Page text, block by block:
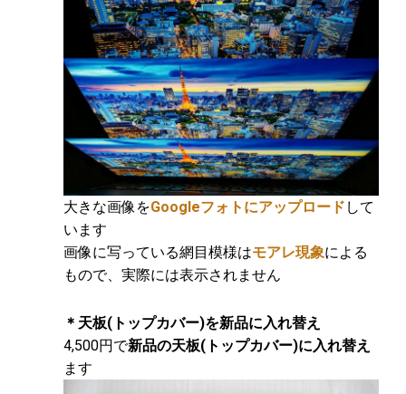
大きな画像をGoogleフォトにアップロード して
います
画像に写っている網目模様はモアレ現象による
もので、実際には表示されません
＊天板(トップカバー)を新品に入れ替え
4,500円で新品の天板(トップカバー)に入れ替え
ます